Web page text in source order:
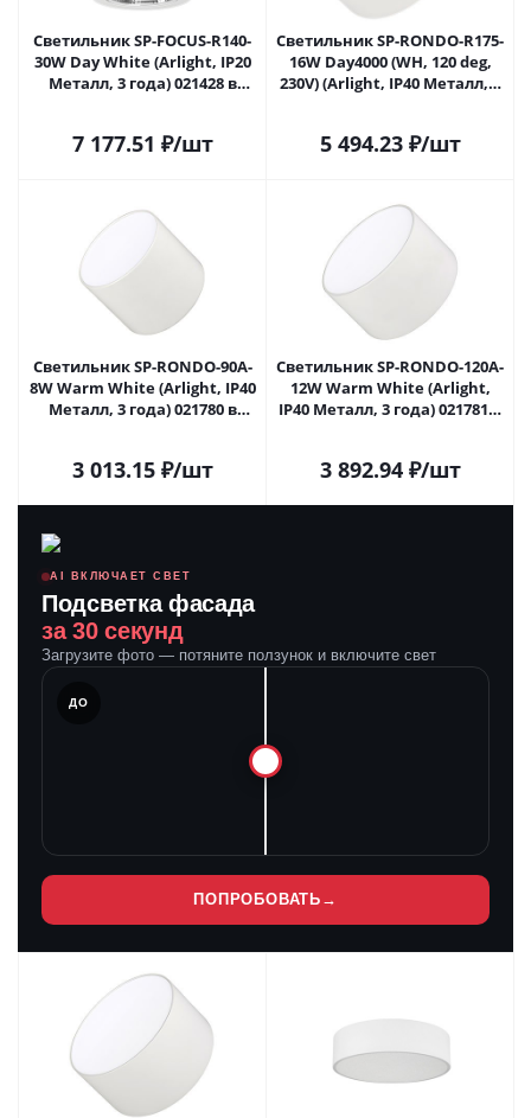
Светильник SP-FOCUS-R140-
30W Day White (Arlight, IP20
Металл, 3 года) 021428 в
7 177.51 ₽/шт
Светильник SP-RONDO-R175-
16W Day4000 (WH, 120 deg,
230V) (Arlight, IP40 Металл, 3
5 494.23₽/шт
Светильник SP-RONDO-90A-
8W Warm White (Arlight, IP40
Металл, 3 года) 021780 в
3 013.15₽/шт
Светильник SP-RONDO-120A-
12W Warm White (Arlight,
IP40 Металл, 3 года) 021781 в
3 892.94₽/шт
AI ВКЛЮЧАЕТ СВЕТ
Подсветка фасада
за 30 секунд
Загрузите фото — потяните ползунок и включите свет
ДО
ПОПРОБОВАТЬ →